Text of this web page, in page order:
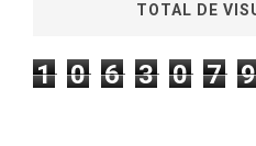
TOTAL DE
1 0 6 3 0 7 9